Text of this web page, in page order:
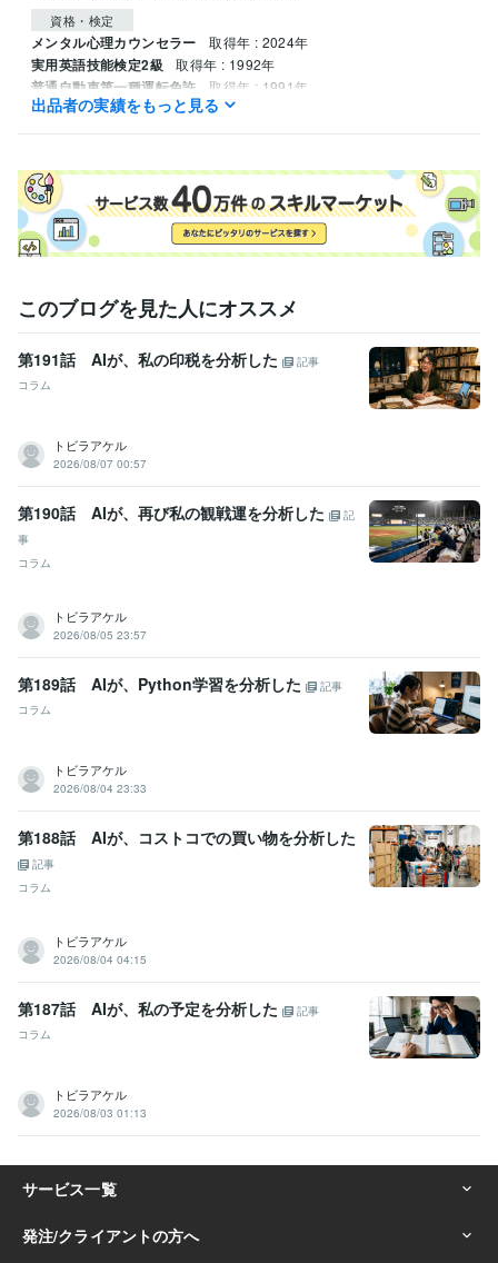
資格・検定
メンタル心理カウンセラー 取得年 : 2024年
実用英語技能検定2級 取得年 : 1992年
普通自動車第一種運転免許 取得年 : 1991年
出品者の実績をもっと見る
このブログを見た人にオススメ
第191話 AIが、私の印税を分析した
記事
コラム
トビラアケル
2026/08/07 00:57
第190話 AIが、再び私の観戦運を分析した
記
事
コラム
トビラアケル
2026/08/05 23:57
第189話 AIが、Python学習を分析した
記事
コラム
トビラアケル
2026/08/04 23:33
第188話 AIが、コストコでの買い物を分析した
記事
コラム
トビラアケル
2026/08/04 04:15
第187話 AIが、私の予定を分析した
記事
コラム
トビラアケル
2026/08/03 01:13